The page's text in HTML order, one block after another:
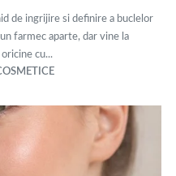
de ingrijire si definire a buclelor
farmec aparte, dar vine la
cu...